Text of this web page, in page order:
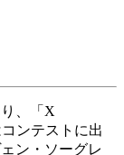
、「X
ンテストに出
ン・ソーグレ